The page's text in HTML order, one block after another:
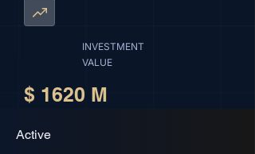
INVESTMENT
VALUE
$ 1620 M
Active